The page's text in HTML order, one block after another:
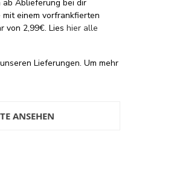
ab Ablieferung bei dir
einem vorfrankfierten
von 2,99€. Lieshier alle
Lieferungen. Um mehr
ANSEHEN